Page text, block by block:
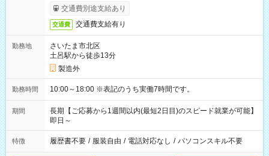
交通費別途支給あり
交通費 交通費支給有り
勤務地
さいたま市北区
土呂駅から徒歩13分
製造外
勤務時間 10:00～18:00 ※表記のうち実働7時間です。
期間
長期【ご応募から1週間以内(最短2日目)のスピード就業が可能】
即日～
特徴 履歴書不要 / 服装自由 / 電話対応なし / パソコンスキル不要